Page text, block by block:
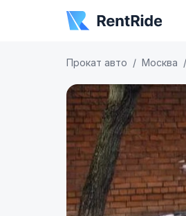
Прокат авто Москва